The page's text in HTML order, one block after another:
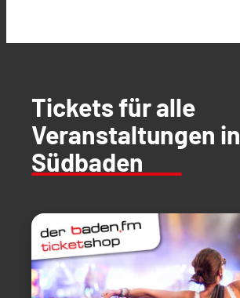
Tickets für alle
Veranstaltungen in
Südbaden